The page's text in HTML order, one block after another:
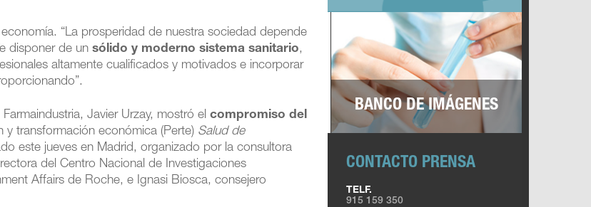
“La prosperidad de nuestra sociedad depende
disponer de unsólido y moderno sistema sanitario,
altamente cualificados y motivados e incorporar
Javier Urzay, mostró elcompromiso del
transformación económica (Perte) Salud de
este jueves en Madrid, organizado por la consultora
del Centro Nacional de Investigaciones
Affairs de Roche, e Ignasi Biosca, consejero
BANCO DE IMÁGENES
CONTACTO PRENSA
TELF.
915 159 350